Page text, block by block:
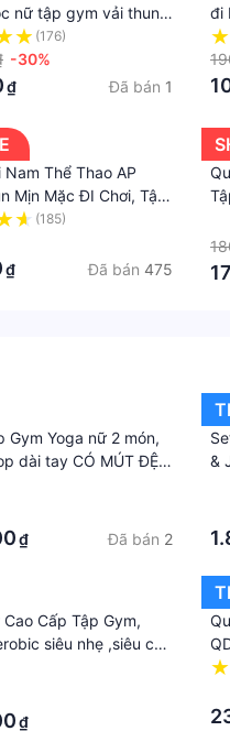
nữ tập gym vải thun
dãn(176)
-30%
₫ Đã bán 1
đi
Thể Thao AP
Mịn Mặc ĐI Chơi, Tập
Tập Gym, Mặc Nhà
(185)
₫ Đã bán 475
Gym Yoga nữ 2 món,
dài tay CÓ MÚT ĐỆM
₫ Đã bán 2
&
Cấp Tập Gym,
siêu nhẹ ,siêu co
₫